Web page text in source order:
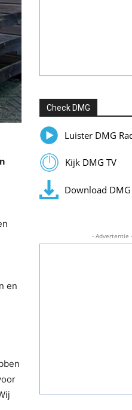
en
Check DMG
Luister DMG
Kijk DMG TV
Download
- Advertentie -